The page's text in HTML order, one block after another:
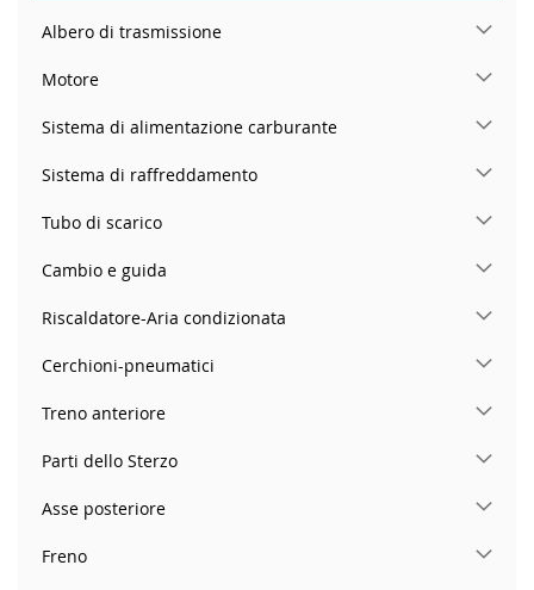
Albero di trasmissione
Motore
Sistema di alimentazione carburante
Sistema di raffreddamento
Tubo di scarico
Cambio e guida
Riscaldatore-Aria condizionata
Cerchioni-pneumatici
Treno anteriore
Parti dello Sterzo
Asse posteriore
Freno